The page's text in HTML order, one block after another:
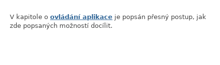
V kapitole o ovládání aplikace je popsán přesný postup, jak
zde popsaných možností docílit.